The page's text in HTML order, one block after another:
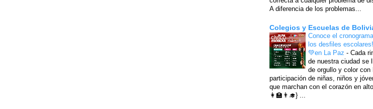
A diferencia de los problemas...
Colegios y Escuelas de
Conoce el
los desfiles
💚en La Paz - Cada
de nuestra ciudad se
de orgullo y color con
participación de niñas, niños y
que marchan con el corazón en
👩‍🏫👨‍🎓} ...